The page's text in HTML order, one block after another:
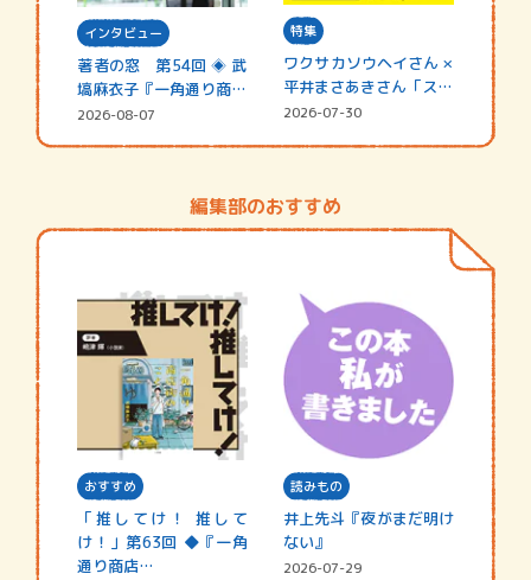
インタビュー
著者の窓 第54回 ◈ 武
塙麻衣子『一角通り商店
街の…
2026-08-07
特集
ワクサカソウヘイさん ×
平井まさあきさん「スペ
シャ…
2026-07-30
編集部のおすすめ
おすすめ
「推してけ！ 推して
け！」第63回 ◆『一角
通り商店…
読みもの
井上先斗『夜がまだ明け
ない』
2026-07-29